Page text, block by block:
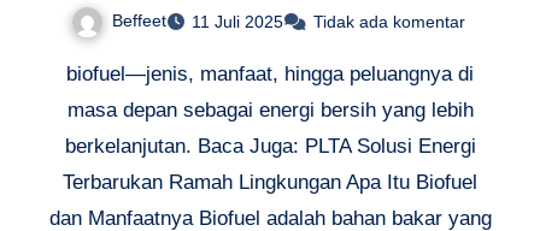
Beffeet 11 Juli 2025 Tidak ada komentar
biofuel—jenis, manfaat, hingga peluangnya di
masa depan sebagai energi bersih yang lebih
berkelanjutan. Baca Juga: PLTA Solusi Energi
Terbarukan Ramah Lingkungan Apa Itu Biofuel
dan Manfaatnya Biofuel adalah bahan bakar yang